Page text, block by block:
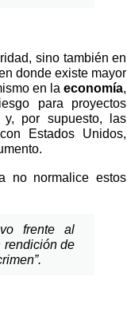
sino también en
donde existe mayor
en laeconomía,
para proyectos
por supuesto, las
Estados Unidos,
no normalice estos
frente al
rendición de